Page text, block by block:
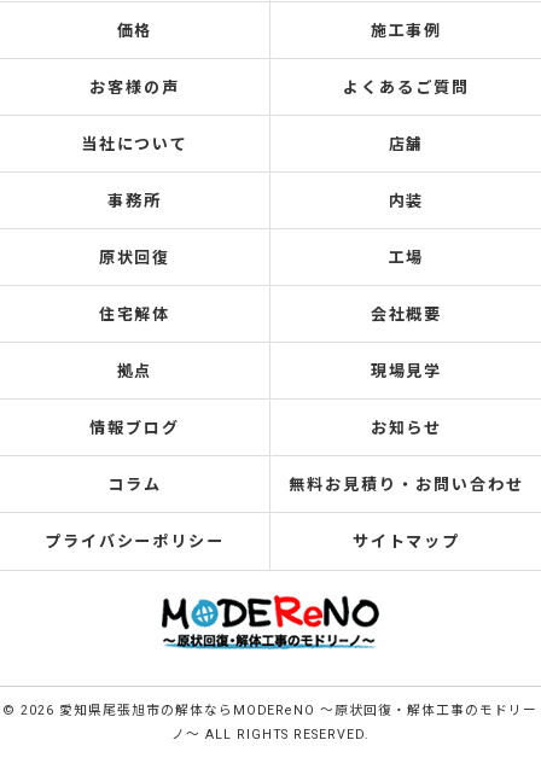
価格 施工事例
お客様の声 よくあるご質問
当社について 店舗
事務所 内装
原状回復 工場
住宅解体 会社概要
拠点 現場見学
情報ブログ お知らせ
コラム 無料お見積り・お問い合わせ
プライバシーポリシー サイトマップ
© 2026 愛知県尾張旭市の解体ならMODEReNO ～原状回復・解体工事のモドリー
ノ～ ALL RIGHTS RESERVED.